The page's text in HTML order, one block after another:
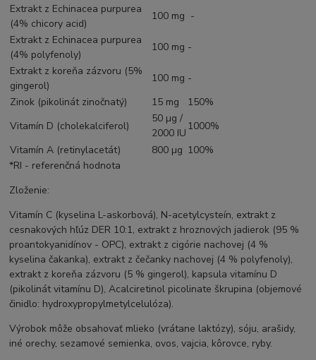
Extrakt z Echinacea purpurea
(4% chicory acid)
100 mg -
Extrakt z Echinacea purpurea
(4% polyfenoly)
100 mg -
Extrakt z koreňa zázvoru (5%
gingerol)
100 mg -
Zinok (pikolinát zinočnatý)
15 mg
150%
Vitamín D (cholekalciferol)
50 µg /
2000 IU
1000%
Vitamín A (retinylacetát)
800 µg 100%
*RI - referenčná hodnota
Zloženie:
Vitamín C (kyselina L-askorbová), N-acetylcysteín, extrakt z
cesnakových hľúz DER 10:1, extrakt z hroznových jadierok (95 %
proantokyanidínov - OPC), extrakt z cigórie nachovej (4 %
kyselina čakanka), extrakt z čečanky nachovej (4 % polyfenoly),
extrakt z koreňa zázvoru (5 % gingerol), kapsula vitamínu D
(pikolinát vitamínu D), Acalciretinol picolinate škrupina (objemové
činidlo: hydroxypropylmetylcelulóza).
Výrobok môže obsahovať mlieko (vrátane laktózy), sóju, arašidy,
iné orechy, sezamové semienka, ovos, vajcia, kôrovce, ryby.